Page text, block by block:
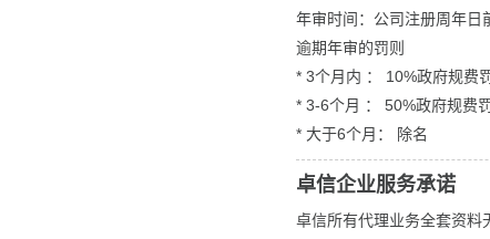
年审时间：公司注册周年日
逾期年审的罚则
* 3个月内 ： 10%政府规费
* 3-6个月 ： 50%政府规费
* 大于6个月： 除名
卓信企业服务承诺
卓信所有代理业务全套资料